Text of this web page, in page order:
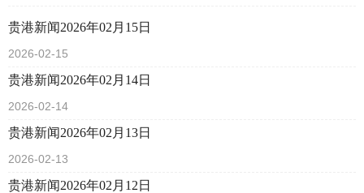
贵港新闻2026年02月15日
2026-02-15
贵港新闻2026年02月14日
2026-02-14
贵港新闻2026年02月13日
2026-02-13
贵港新闻2026年02月12日